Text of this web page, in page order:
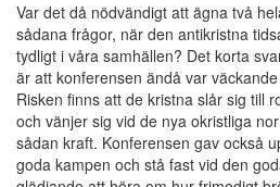
Var det då nödvändigt att ägna två
sådana frågor, när den antikristna
tydligt i våra samhällen? Det korta
är att konferensen ändå var
Risken finns att de kristna slår sig till
och vänjer sig vid de nya okristliga
sådan kraft. Konferensen gav också
goda kampen och stå fast vid den